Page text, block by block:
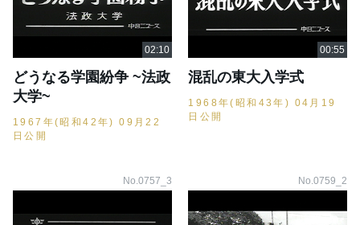
どうなる学園紛争 ~法政
大学~
1967年(昭和42年) 09月22
日公開
混乱の東大入学式
1968年(昭和43年) 04月19
日公開
No.0757_3 No.0759_2